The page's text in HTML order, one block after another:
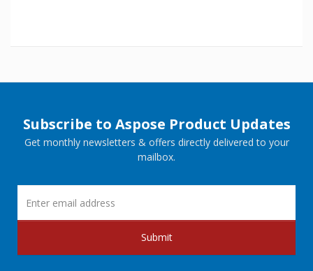
Subscribe to Aspose Product Updates
Get monthly newsletters & offers directly delivered to your
mailbox.
Submit